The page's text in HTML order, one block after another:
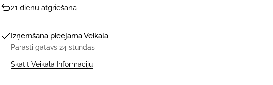
21 dienu atgriešana
Izņemšana pieejamaVeikalā
Parasti gatavs 24 stundās
Skatīt Veikala Informāciju